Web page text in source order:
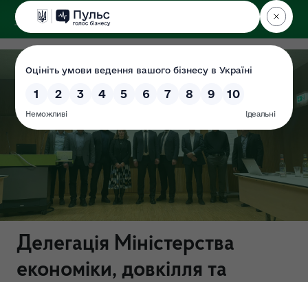
ДЕРЖЕКОІНСПЕКЦІЯ
Делегація Міністерства
економіки, довкілля та